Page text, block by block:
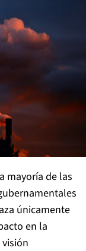
mayoría de las
únicamente
en la